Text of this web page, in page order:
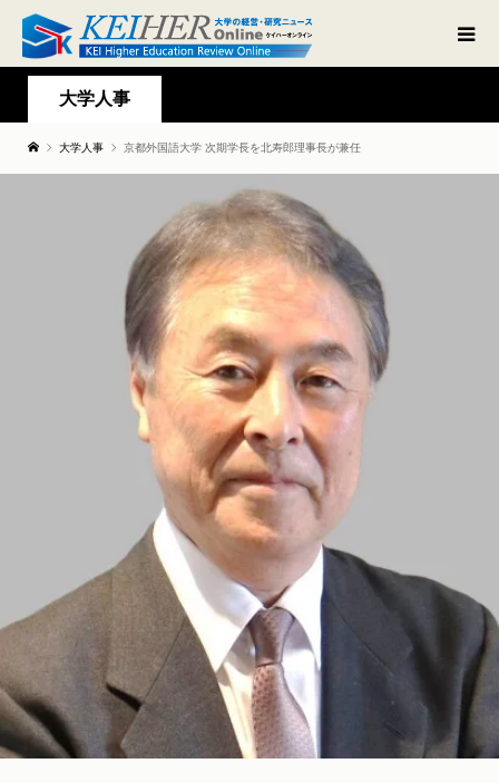
大学人事
大学人事 京都外国語大学 次期学長を北寿郎理事長が兼任